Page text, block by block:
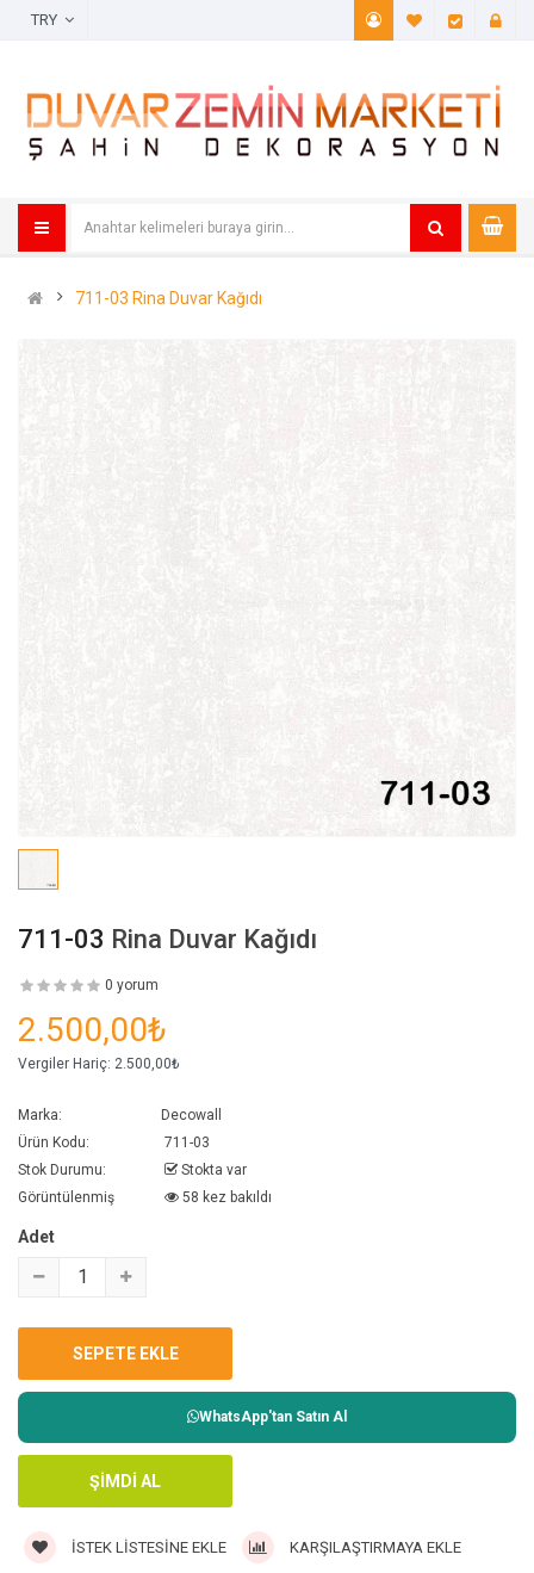
A. Listem
711-03 Rina Duvar Kağıdı
711-03 Rina Duvar Kağıdı
0 yorum
2.500,00₺
Vergiler Hariç: 2.500,00₺
Marka:
Decowall
Ürün Kodu:
711-03
Stok Durumu:
Stokta var
Görüntülenmiş
58 kez bakıldı
Adet
WhatsApp'tan Satın Al
İSTEK LISTESINE EKLE KARŞILAŞTIRMAYA EKLE